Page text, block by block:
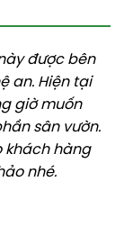
được bên
an. Hiện tại
giờ muốn
sân vườn.
khách hàng
nhé.